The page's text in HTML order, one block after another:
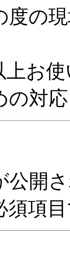
度の
お
の対
公開
須項